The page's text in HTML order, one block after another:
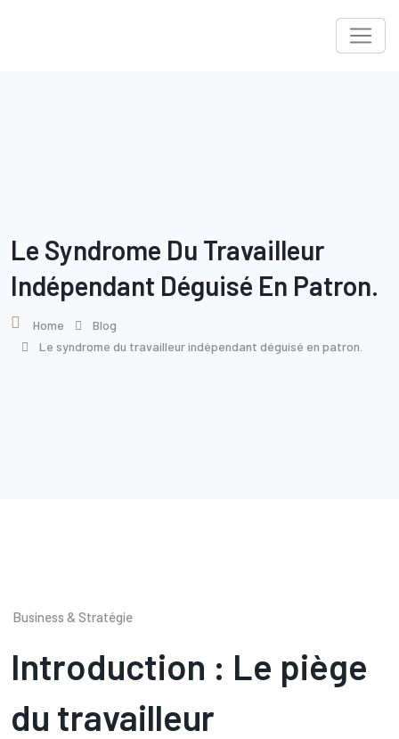
Le Syndrome Du Travailleur
Indépendant Déguisé En Patron.
Home
Blog
Le syndrome du travailleur indépendant déguisé en patron.
Business & Stratégie
Introduction : Le piège
du travailleur